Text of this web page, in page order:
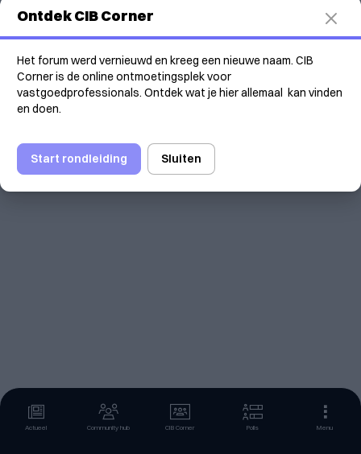
Gelieve aan te melden om deze inhoud te bekijken op de
Community APP. CIB-leden hebben volledige toegang. Ben
je nog geen CIB-lid?Klik hierom lid te worden.
Actueel Community hub CIB Corner Polls Menu
Ontdek CIB Corner
Het forum werd vernieuwd en kreeg een nieuwe naam. CIB
Corner is de online ontmoetingsplek voor
vastgoedprofessionals. Ontdek wat je hier allemaal kan vinden
en doen.
Start rondleiding Sluiten